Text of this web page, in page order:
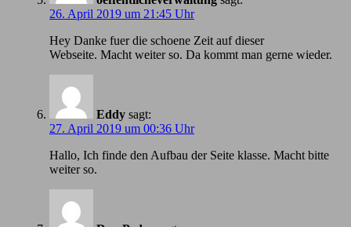
26. April 2019 um 21:45 Uhr
Hey Danke fuer die schoene Zeit auf dieser
Webseite. Macht weiter so. Da kommt man gerne wieder.
Eddy sagt:
27. April 2019 um 00:36 Uhr
Hallo, Ich finde den Aufbau der Seite klasse. Macht bitte
weiter so.